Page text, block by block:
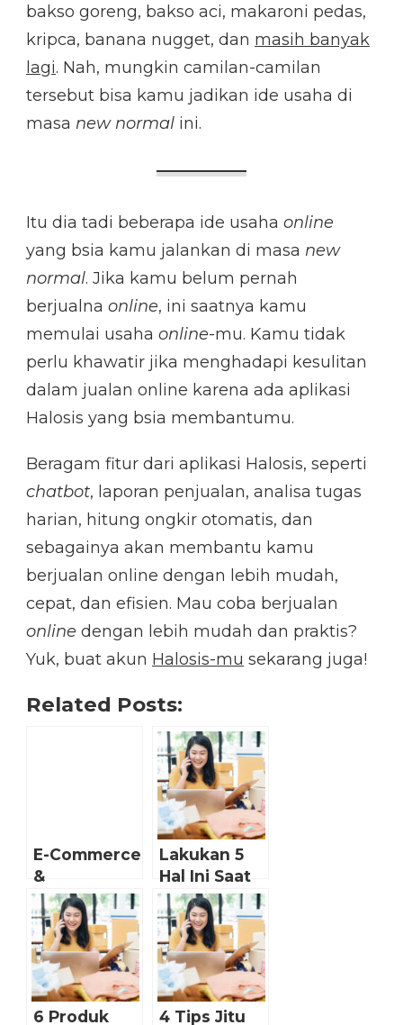
bakso goreng, bakso aci, makaroni pedas,
kripca, banana nugget, dan masih banyak
lagi. Nah, mungkin camilan-camilan
tersebut bisa kamu jadikan ide usaha di
masa new normal ini.
Itu dia tadi beberapa ide usaha online
yang bsia kamu jalankan di masa new
normal. Jika kamu belum pernah
berjualna online, ini saatnya kamu
memulai usaha online-mu. Kamu tidak
perlu khawatir jika menghadapi kesulitan
dalam jualan online karena ada aplikasi
Halosis yang bsia membantumu.
Beragam fitur dari aplikasi Halosis, seperti
chatbot, laporan penjualan, analisa tugas
harian, hitung ongkir otomatis, dan
sebagainya akan membantu kamu
berjualan online dengan lebih mudah,
cepat, dan efisien. Mau coba berjualan
online dengan lebih mudah dan praktis?
Yuk, buat akun Halosis-mu sekarang juga!
Related Posts:
E-Commerce
&
Marketplace
Yang
Compatible
Dengan
Smartphone
Lakukan 5
Hal Ini Saat
Tidak Mudik
Lebaran!
6 Produk 4 Tips Jitu